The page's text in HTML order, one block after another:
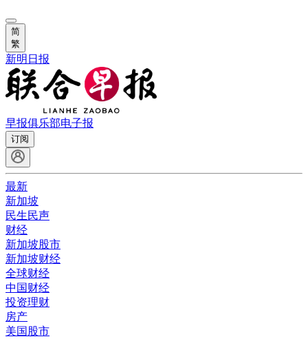
简
繁
新明日报
早报俱乐部电子报
订阅
最新
新加坡
民生民声
财经
新加坡股市
新加坡财经
全球财经
中国财经
投资理财
房产
美国股市